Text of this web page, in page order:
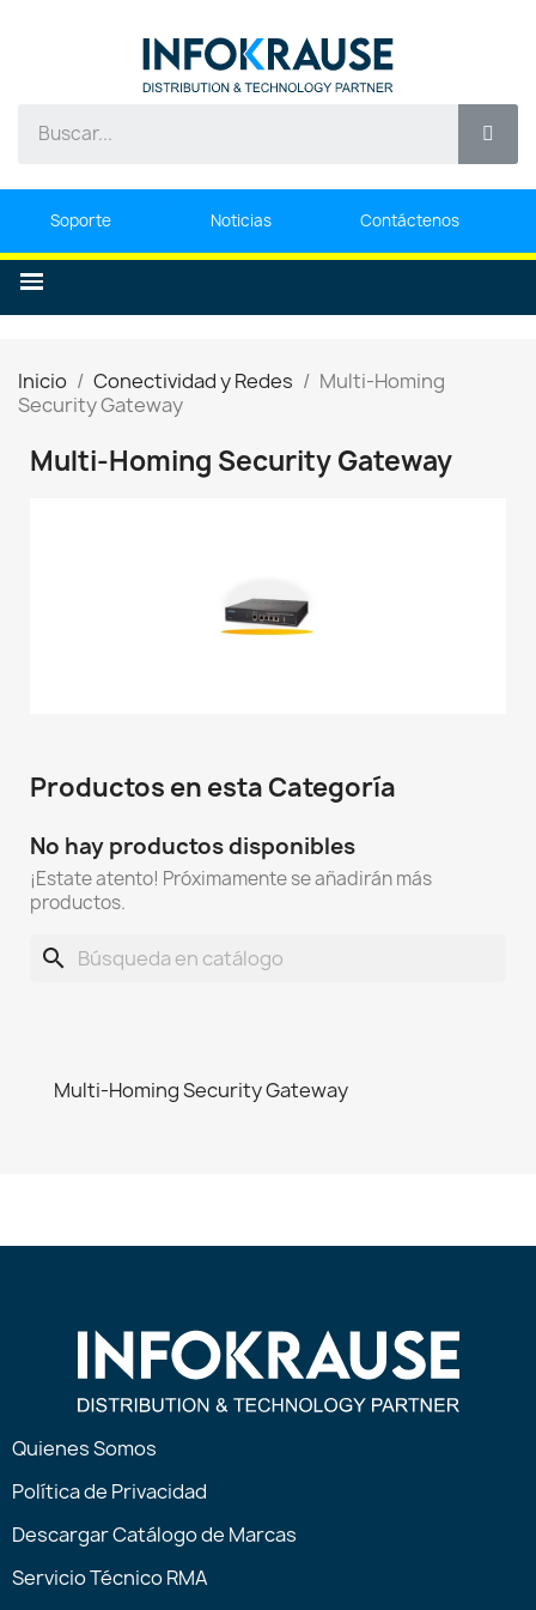
Soporte Noticias Contáctenos
Inicio Conectividad y Redes
Multi-Homing
Security Gateway
Multi-Homing Security Gateway
Productos en esta Categoría
No hay productos disponibles
¡Estate atento! Próximamente se añadirán más
productos.
search
Multi-Homing Security Gateway
Quienes Somos
Política de Privacidad
Descargar Catálogo de Marcas
Servicio Técnico RMA